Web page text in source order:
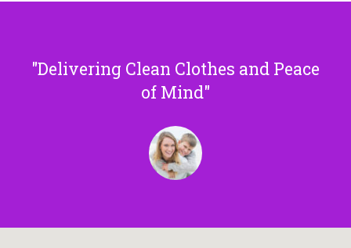
Delivering Clean Clothes and Peace
of Mind